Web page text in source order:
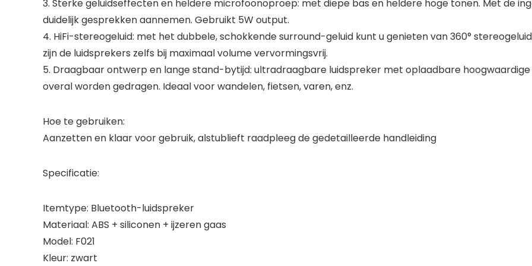
3. Sterke geluidseffecten en heldere microfoonoproep: met diepe bas en heldere hoge tonen. Met de
duidelijk gesprekken aannemen. Gebruikt 5W output.
4. HiFi-stereogeluid: met het dubbele, schokkende surround-geluid kunt u genieten van 360°
zijn de luidsprekers zelfs bij maximaal volume vervormingsvrij.
5. Draagbaar ontwerp en lange stand-bytijd: ultradraagbare luidspreker met oplaadbare hoogwaardige
overal worden gedragen. Ideaal voor wandelen, fietsen, varen, enz.
Hoe te gebruiken:
Aanzetten en klaar voor gebruik, alstublieft raadpleeg de gedetailleerde handleiding
Specificatie:
Itemtype: Bluetooth-luidspreker
Materiaal: ABS + siliconen + ijzeren gaas
Model: F021
Kleur: zwart